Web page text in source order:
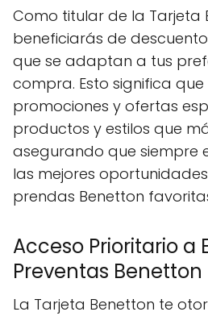
Como titular de la Tarjeta
beneficiarás de
que se adaptan a tus
compra. Esto significa
promociones y ofertas
productos y estilos que
asegurando que siempre
las mejores
prendas Benetton
Acceso Prioritario a
Preventas Benetton
La Tarjeta Benetton te